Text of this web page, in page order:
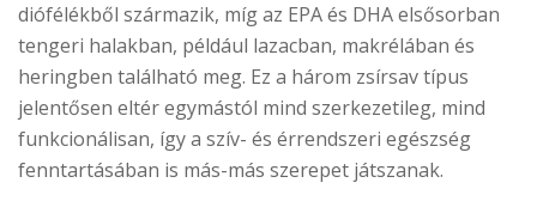
diófélékből származik, míg az EPA és DHA elsősorban
tengeri halakban, például lazacban, makrélában és
heringben található meg. Ez a három zsírsav típus
jelentősen eltér egymástól mind szerkezetileg, mind
funkcionálisan, így a szív- és érrendszeri egészség
fenntartásában is más-más szerepet játszanak.